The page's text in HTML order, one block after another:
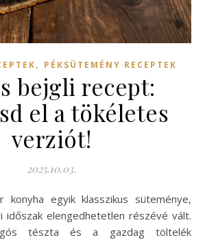
, PÉKSÜTEMÉNY RECEPTEK
bejgli recept:
el a tökéletes
verziót!
2025.10.03.
időszak elengedhetetlen részévé vált.
tészta és a gazdag töltelék